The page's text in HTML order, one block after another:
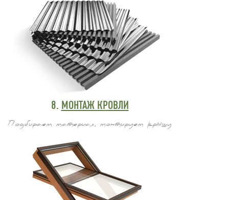
8. МОНТАЖ КРОВЛИ
Подбираем материал, монтируем крышу